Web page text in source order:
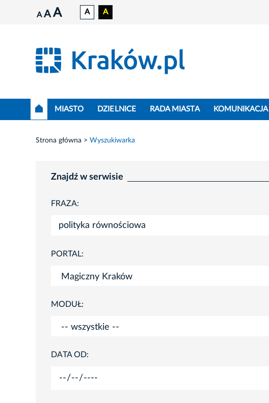
A A A A A
MIASTO DZIELNICE RADA MIASTA KOMUNIKACJA
Strona główna Wyszukiwarka
Znajdź w serwisie
FRAZA:
PORTAL:
MODUŁ:
DATA OD: